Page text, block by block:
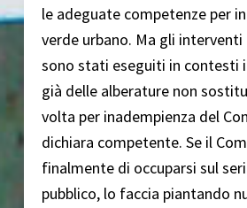
le adeguate competenze per
verde urbano. Ma gli interventi
sono stati eseguiti in contesti
già delle alberature non
volta per inadempienza del
dichiara competente. Se il
finalmente di occuparsi sul
pubblico, lo faccia piantando